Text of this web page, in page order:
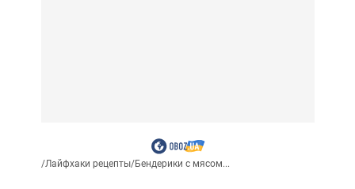
/Лайфхаки рецепты/Бендерики с мясом...